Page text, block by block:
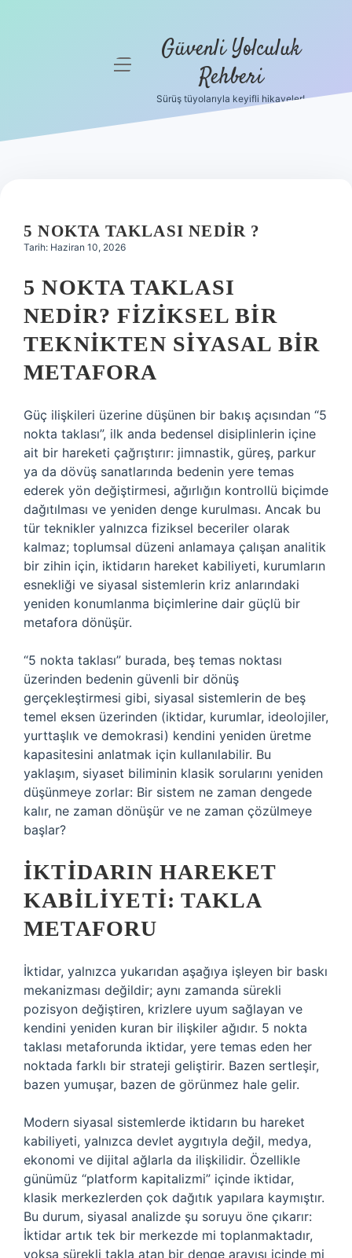
Hakkımızda
menüyü Güvenli Yolculuk
Rehberi
Sürüş tüyolarıyla keyifli hikayeler!
5 NOKTA TAKLASI NEDIR ?
Tarih: Haziran 10, 2026
5 NOKTA TAKLASI
NEDIR? FIZIKSEL BIR
TEKNIKTEN SIYASAL BIR
METAFORA
Güç ilişkileri üzerine düşünen bir bakış açısından “5
nokta taklası”, ilk anda bedensel disiplinlerin içine
ait bir hareketi çağrıştırır: jimnastik, güreş, parkur
ya da dövüş sanatlarında bedenin yere temas
ederek yön değiştirmesi, ağırlığın kontrollü biçimde
dağıtılması ve yeniden denge kurulması. Ancak bu
tür teknikler yalnızca fiziksel beceriler olarak
kalmaz; toplumsal düzeni anlamaya çalışan analitik
bir zihin için, iktidarın hareket kabiliyeti, kurumların
esnekliği ve siyasal sistemlerin kriz anlarındaki
yeniden konumlanma biçimlerine dair güçlü bir
metafora dönüşür.
“5 nokta taklası” burada, beş temas noktası
üzerinden bedenin güvenli bir dönüş
gerçekleştirmesi gibi, siyasal sistemlerin de beş
temel eksen üzerinden (iktidar, kurumlar, ideolojiler,
yurttaşlık ve demokrasi) kendini yeniden üretme
kapasitesini anlatmak için kullanılabilir. Bu
yaklaşım, siyaset biliminin klasik sorularını yeniden
düşünmeye zorlar: Bir sistem ne zaman dengede
kalır, ne zaman dönüşür ve ne zaman çözülmeye
başlar?
İKTIDARIN HAREKET
KABILIYETI: TAKLA
METAFORU
İktidar, yalnızca yukarıdan aşağıya işleyen bir baskı
mekanizması değildir; aynı zamanda sürekli
pozisyon değiştiren, krizlere uyum sağlayan ve
kendini yeniden kuran bir ilişkiler ağıdır. 5 nokta
taklası metaforunda iktidar, yere temas eden her
noktada farklı bir strateji geliştirir. Bazen sertleşir,
bazen yumuşar, bazen de görünmez hale gelir.
Modern siyasal sistemlerde iktidarın bu hareket
kabiliyeti, yalnızca devlet aygıtıyla değil, medya,
ekonomi ve dijital ağlarla da ilişkilidir. Özellikle
günümüz “platform kapitalizmi” içinde iktidar,
klasik merkezlerden çok dağıtık yapılara kaymıştır.
Bu durum, siyasal analizde şu soruyu öne çıkarır:
İktidar artık tek bir merkezde mi toplanmaktadır,
yoksa sürekli takla atan bir denge arayışı içinde mi